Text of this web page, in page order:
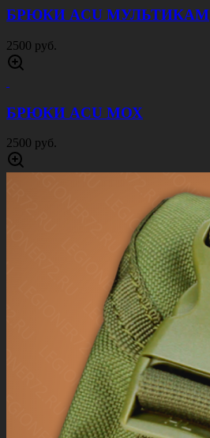
БРЮКИ ACU МУЛЬТИКАМ
2500 руб.
БРЮКИ ACU МОХ
2500 руб.